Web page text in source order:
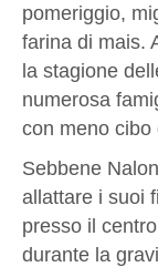
pomeriggio,
farina di mais.
la stagione
numerosa
con meno cibo
Sebbene
allattare i suoi
presso il
durante la